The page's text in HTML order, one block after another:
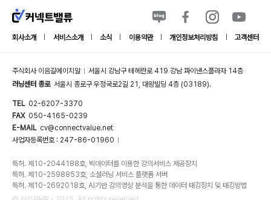
회사소개 서비스소개 소식 이용약관 개인정보처리방침 고객센터
주식회사 이음길에이치알
서울시 강남구 테헤란로 419 강남 파이낸스플라자 14층
러닝센터 종로 서울시 종로구 우정국로2길 21, 대왕빌딩 4층 (03189).
TEL 02-6207-3370
FAX 050-4165-0239
E-MAIL cv@connectvalue.net
사업자등록번호 : 247-86-01960
특허. 제10-2044188호, 빅데이터를 이용한 강의서비스 제공장치
특허. 제10-2598853호, 소셜러닝 서비스 플랫폼 서버
특허. 제10-2692018호, AI기반 강의영상 분석을 통한 데이터 태깅장치 및 태깅방법